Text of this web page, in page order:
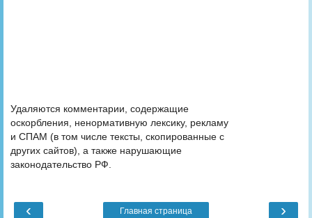
Удаляются комментарии, содержащие
оскорбления, ненормативную лексику, рекламу
и СПАМ (в том числе тексты, скопированные с
других сайтов), а также нарушающие
законодательство РФ.
‹ ›
Главная страница